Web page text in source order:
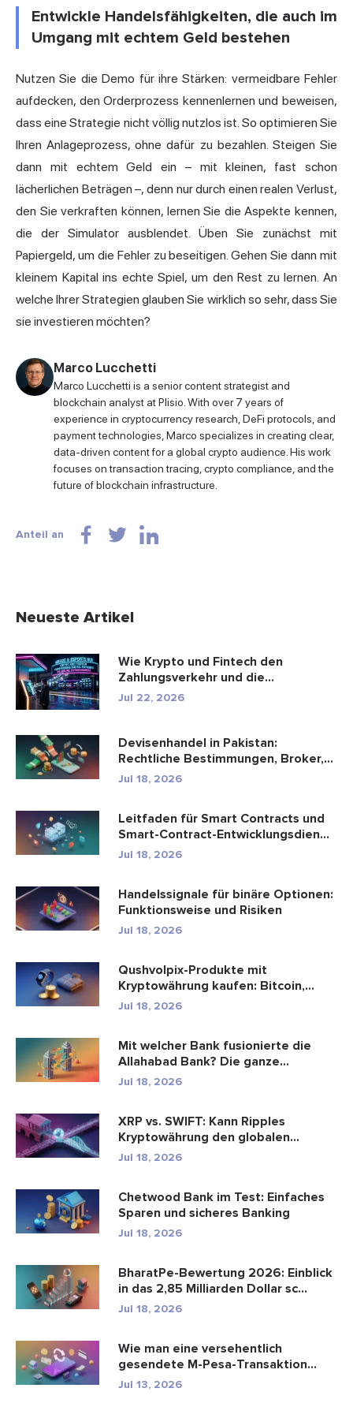
Entwickle Handelsfähigkeiten, die auch im
Umgang mit echtem Geld bestehen
Nutzen Sie die Demo für ihre Stärken: vermeidbare Fehler
aufdecken, den Orderprozess kennenlernen und beweisen,
dass eine Strategie nicht völlig nutzlos ist. So optimieren Sie
Ihren Anlageprozess, ohne dafür zu bezahlen. Steigen Sie
dann mit echtem Geld ein – mit kleinen, fast schon
lächerlichen Beträgen –, denn nur durch einen realen Verlust,
den Sie verkraften können, lernen Sie die Aspekte kennen,
die der Simulator ausblendet. Üben Sie zunächst mit
Papiergeld, um die Fehler zu beseitigen. Gehen Sie dann mit
kleinem Kapital ins echte Spiel, um den Rest zu lernen. An
welche Ihrer Strategien glauben Sie wirklich so sehr, dass Sie
sie investieren möchten?
Marco Lucchetti
Marco Lucchetti is a senior content strategist and
blockchain analyst at Plisio. With over 7 years of
experience in cryptocurrency research, DeFi protocols, and
payment technologies, Marco specializes in creating clear,
data-driven content for a global crypto audience. His work
focuses on transaction tracing, crypto compliance, and the
future of blockchain infrastructure.
Anteil an
Neueste Artikel
Wie Krypto und Fintech den
Zahlungsverkehr und die
Unterhaltungsbr...
Jul 22, 2026
Devisenhandel in Pakistan:
Rechtliche Bestimmungen, Broker,
Handel...
Jul 18, 2026
Leitfaden für Smart Contracts und
Smart-Contract-Entwicklungsdien...
Jul 18, 2026
Handelssignale für binäre Optionen:
Funktionsweise und Risiken
Jul 18, 2026
Qushvolpix-Produkte mit
Kryptowährung kaufen: Bitcoin,
Zahlungen ...
Jul 18, 2026
Mit welcher Bank fusionierte die
Allahabad Bank? Die ganze
Geschic...
Jul 18, 2026
XRP vs. SWIFT: Kann Ripples
Kryptowährung den globalen
Zahlungsve...
Jul 18, 2026
Chetwood Bank im Test: Einfaches
Sparen und sicheres Banking
Jul 18, 2026
BharatPe-Bewertung 2026: Einblick
in das 2,85 Milliarden Dollar sc...
Jul 18, 2026
Wie man eine versehentlich
gesendete M-Pesa-Transaktion
rückgäng...
Jul 13, 2026